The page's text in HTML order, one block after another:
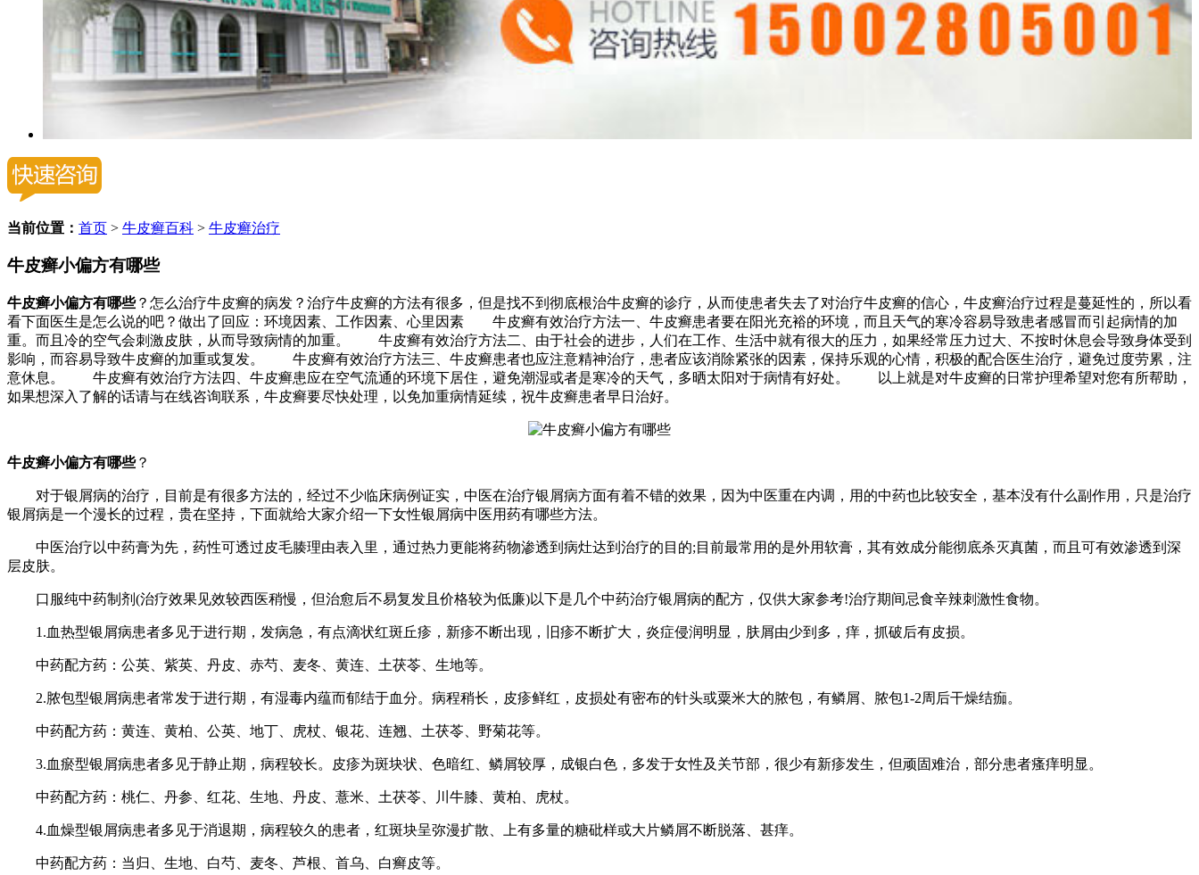
当前位置： 首页 > 牛皮癣百科 > 牛皮癣治疗
牛皮癣小偏方有哪些
牛皮癣小偏方有哪些？怎么治疗牛皮癣的病发？治疗牛皮癣的方法有很多，但是找不到彻底根治牛皮癣的诊疗，从而使患者失去了对治疗牛皮癣的信心，牛皮癣治疗过程是蔓延性的，所以看
看下面医生是怎么说的吧？做出了回应：环境因素、工作因素、心里因素 牛皮癣有效治疗方法一、牛皮癣患者要在阳光充裕的环境，而且天气的寒冷容易导致患者感冒而引起病情的加
重。而且冷的空气会刺激皮肤，从而导致病情的加重。 牛皮癣有效治疗方法二、由于社会的进步，人们在工作、生活中就有很大的压力，如果经常压力过大、不按时休息会导致身体受到
影响，而容易导致牛皮癣的加重或复发。 牛皮癣有效治疗方法三、牛皮癣患者也应注意精神治疗，患者应该消除紧张的因素，保持乐观的心情，积极的配合医生治疗，避免过度劳累，注
意休息。 牛皮癣有效治疗方法四、牛皮癣患应在空气流通的环境下居住，避免潮湿或者是寒冷的天气，多晒太阳对于病情有好处。 以上就是对牛皮癣的日常护理希望对您有所帮助，
如果想深入了解的话请与在线咨询联系，牛皮癣要尽快处理，以免加重病情延续，祝牛皮癣患者早日治好。
牛皮癣小偏方有哪些？
对于银屑病的治疗，目前是有很多方法的，经过不少临床病例证实，中医在治疗银屑病方面有着不错的效果，因为中医重在内调，用的中药也比较安全，基本没有什么副作用，只是治疗
银屑病是一个漫长的过程，贵在坚持，下面就给大家介绍一下女性银屑病中医用药有哪些方法。
中医治疗以中药膏为先，药性可透过皮毛腠理由表入里，通过热力更能将药物渗透到病灶达到治疗的目的;目前最常用的是外用软膏，其有效成分能彻底杀灭真菌，而且可有效渗透到深
层皮肤。
口服纯中药制剂(治疗效果见效较西医稍慢，但治愈后不易复发且价格较为低廉)以下是几个中药治疗银屑病的配方，仅供大家参考!治疗期间忌食辛辣刺激性食物。
1.血热型银屑病患者多见于进行期，发病急，有点滴状红斑丘疹，新疹不断出现，旧疹不断扩大，炎症侵润明显，肤屑由少到多，痒，抓破后有皮损。
中药配方药：公英、紫英、丹皮、赤芍、麦冬、黄连、土茯苓、生地等。
2.脓包型银屑病患者常发于进行期，有湿毒内蕴而郁结于血分。病程稍长，皮疹鲜红，皮损处有密布的针头或粟米大的脓包，有鳞屑、脓包1-2周后干燥结痂。
中药配方药：黄连、黄柏、公英、地丁、虎杖、银花、连翘、土茯苓、野菊花等。
3.血瘀型银屑病患者多见于静止期，病程较长。皮疹为斑块状、色暗红、鳞屑较厚，成银白色，多发于女性及关节部，很少有新疹发生，但顽固难治，部分患者瘙痒明显。
中药配方药：桃仁、丹参、红花、生地、丹皮、薏米、土茯苓、川牛膝、黄柏、虎杖。
4.血燥型银屑病患者多见于消退期，病程较久的患者，红斑块呈弥漫扩散、上有多量的糖砒样或大片鳞屑不断脱落、甚痒。
中药配方药：当归、生地、白芍、麦冬、芦根、首乌、白癣皮等。